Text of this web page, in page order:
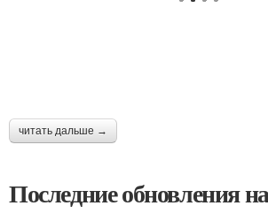
читать дальше →
Последние обновления